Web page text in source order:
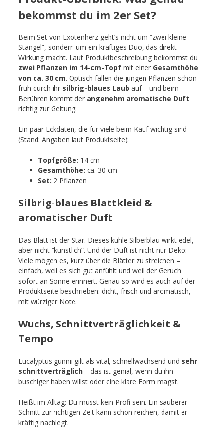
bekommst du im 2er Set?
Beim Set von Exotenherz geht’s nicht um “zwei kleine
Stängel”, sondern um ein kräftiges Duo, das direkt
Wirkung macht. Laut Produktbeschreibung bekommst du
zwei Pflanzen im 14-cm-Topf mit einer Gesamthöhe
von ca. 30 cm. Optisch fallen die jungen Pflanzen schon
früh durch ihr silbrig-blaues Laub auf – und beim
Berühren kommt der angenehm aromatische Duft
richtig zur Geltung.
Ein paar Eckdaten, die für viele beim Kauf wichtig sind
(Stand: Angaben laut Produktseite):
Topfgröße: 14 cm
Gesamthöhe: ca. 30 cm
Set: 2 Pflanzen
Silbrig-blaues Blattkleid &
aromatischer Duft
Das Blatt ist der Star. Dieses kühle Silberblau wirkt edel,
aber nicht “künstlich”. Und der Duft ist nicht nur Deko:
Viele mögen es, kurz über die Blätter zu streichen –
einfach, weil es sich gut anfühlt und weil der Geruch
sofort an Sonne erinnert. Genau so wird es auch auf der
Produktseite beschrieben: dicht, frisch und aromatisch,
mit würziger Note.
Wuchs, Schnittverträglichkeit &
Tempo
Eucalyptus gunnii gilt als vital, schnellwachsend und sehr
schnittverträglich – das ist genial, wenn du ihn
buschiger haben willst oder eine klare Form magst.
Heißt im Alltag: Du musst kein Profi sein. Ein sauberer
Schnitt zur richtigen Zeit kann schon reichen, damit er
kräftig nachlegt.